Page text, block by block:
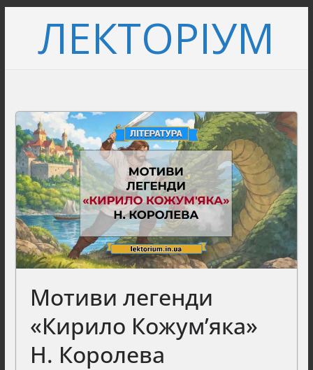
вмістуЛЕКТОРІУМ
Мотиви легенди
«Кирило Кожум’яка»
Н. Королева